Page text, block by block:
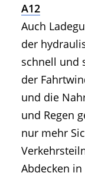
A12
Auch
der
schnell und
der
und die
und Regen
nur mehr
Abdecken